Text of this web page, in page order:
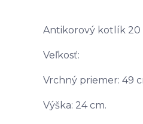
Antikorový kotlík 20
Veľkosť:
Vrchný priemer: 49
Výška: 24 cm.